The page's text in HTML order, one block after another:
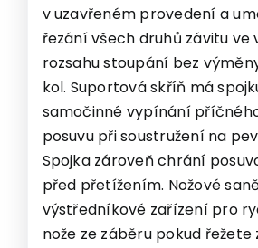
v uzavřeném provedení a
řezání všech druhů závitu ve
rozsahu stoupání bez
kol. Suportová skříň má
samočinné vypínání
posuvu při soustružení na
Spojka zároveň chrání
před přetížením. Nožové
výstředníkové zařízení pro
nože ze záběru pokud řežete